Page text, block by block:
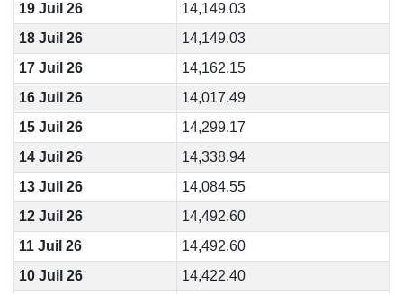
19 Juil 26
14,149.03
18 Juil 26
14,149.03
17 Juil 26
14,162.15
16 Juil 26
14,017.49
15 Juil 26
14,299.17
14 Juil 26
14,338.94
13 Juil 26
14,084.55
12 Juil 26
14,492.60
11 Juil 26
14,492.60
10 Juil 26
14,422.40